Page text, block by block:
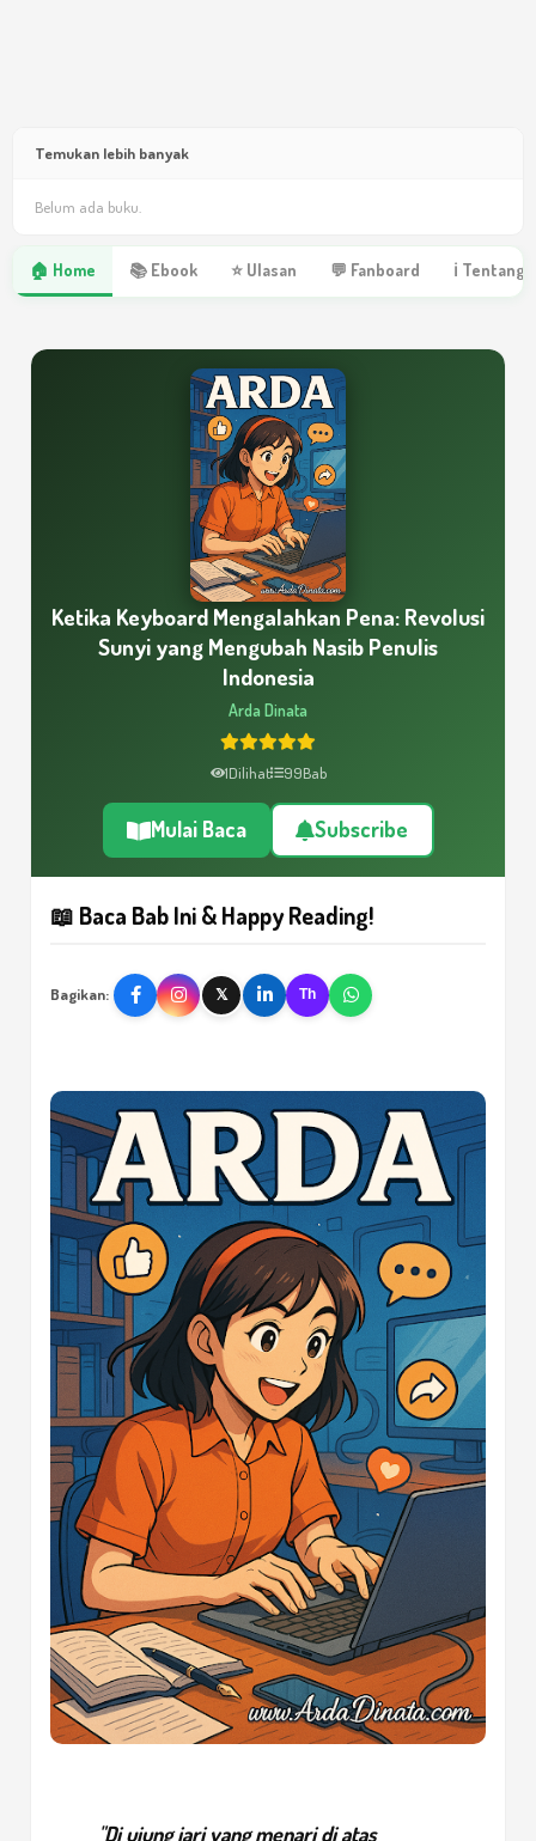
Temukan lebih banyak
Belum ada buku.
🏠 Home 📚 Ebook ⭐ Ulasan 💬 Fanboard ℹ Tentang
Ketika Keyboard Mengalahkan Pena: Revolusi
Sunyi yang Mengubah Nasib Penulis
Indonesia
Arda Dinata
1Dilihat 99Bab
Mulai Baca Subscribe
📖 Baca Bab Ini & Happy Reading!
Bagikan: 𝕏 Th
"Di ujung jari yang menari di atas